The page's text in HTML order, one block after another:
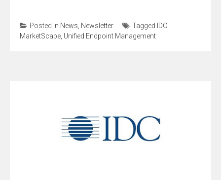
Posted in News Newsletter Tagged IDC
MarketScape Unified Endpoint Management